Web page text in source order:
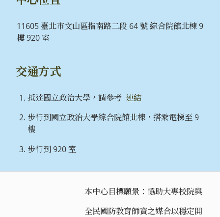
11605 臺北市文山區指南路二段 64 號 綜合院館北棟 9
樓 920 室
交通方式
抵達國立政治大學，請參考 連結
步行到國立政治大學綜合院館北棟，搭乘電梯至 9
樓
步行到 920 室
本中心目標願景：協助大專校院與
全民國防教育師資之媒合以穩定開